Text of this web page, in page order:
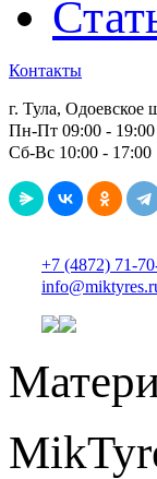
Контакты
г. Тула, Одоевское
Пн-Пт 09:00 - 19:00
Сб-Вс 10:00 - 17:00
+7 (4872) 71-